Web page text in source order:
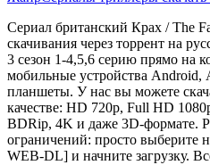
Сериал британский Крах / The
скачивания через торрент на
3 сезон 1-4,5,6 серию прямо на
мобильные устройства
планшеты. У нас вы можете
качестве: HD 720p, Full HD
BDRip, 4K и даже 3D-формате.
ограничений: просто выберите
WEB-DL] и начните загрузку.